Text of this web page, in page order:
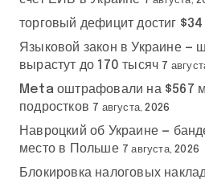
торговый дефицит достиг
Языковой закон в Украине —
вырастут до 170 тысяч 7
Meta оштрафовали на $567
подростков 7 августа, 2026
Навроцкий об Украине —
место в Польше 7 августа, 2026
Блокировка налоговых